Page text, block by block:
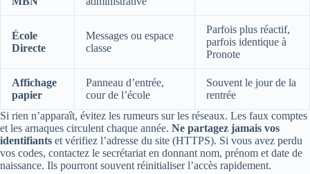
École
Directe
Messages ou espace
classe
Parfois plus réactif,
parfois identique à
Pronote
Affichage
papier
Panneau d’entrée,
cour de l’école
Souvent le jour de la
rentrée
Si rien n’apparaît, évitez les rumeurs sur les réseaux. Les faux comptes
et les arnaques circulent chaque année. Ne partagez jamais vos
identifiants et vérifiez l’adresse du site (HTTPS). Si vous avez perdu
vos codes, contactez le secrétariat en donnant nom, prénom et date de
naissance. Ils pourront souvent réinitialiser l’accès rapidement.